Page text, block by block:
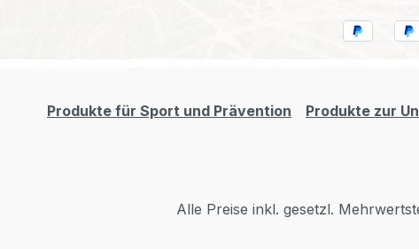
Produkte für Sport und Prävention Produkte zur
Alle Preise inkl. gesetzl.